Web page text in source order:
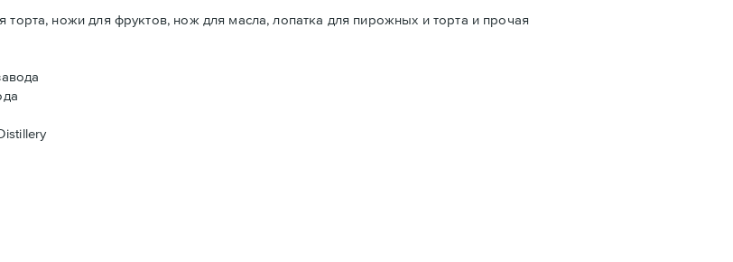
ножи для фруктов, нож для масла, лопатка для пирожных и торта и прочая